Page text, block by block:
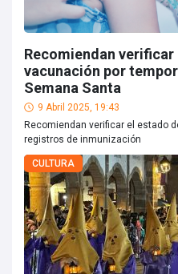
Recomiendan
vacunación por
Semana Santa
9 Abril 2025, 19:43
Recomiendan verificar el estado
registros de inmunización
CULTURA